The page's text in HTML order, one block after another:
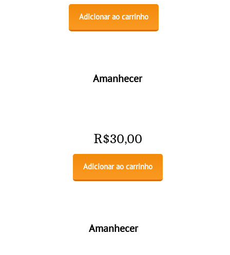
Adicionar ao carrinho
Amanhecer
R$30,00
Adicionar ao carrinho
Amanhecer